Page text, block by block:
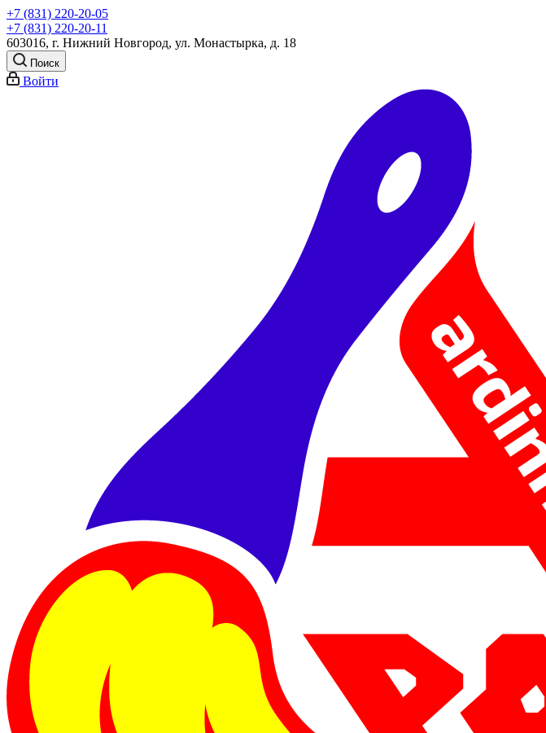
+7 (831) 220-20-05
+7 (831) 220-20-11
603016, г. Нижний Новгород, ул. Монастырка, д. 18
Поиск
Войти